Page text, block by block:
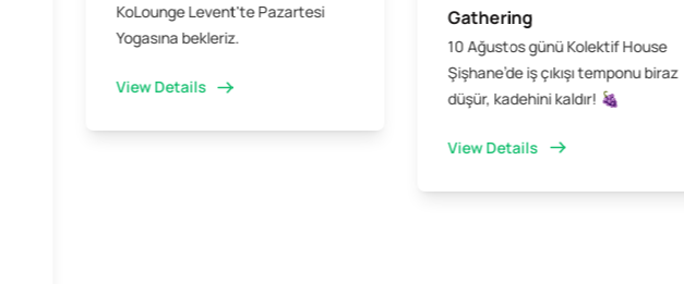
KoLounge Levent'te Pazartesi
Yogasına bekleriz.
View Details
Gathering
10 Ağustos günü Kolektif House
Şişhane’de iş çıkışı temponu biraz
düşür, kadehini kaldır! 🍇
View Details